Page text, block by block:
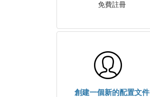
免費註冊
創建一個新的配置文件